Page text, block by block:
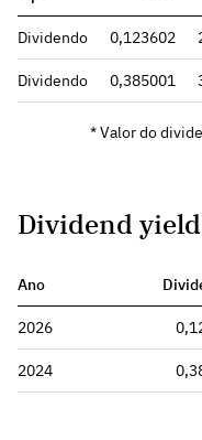
Dividendo 0,123602
Dividendo 0,385001
* Valor do
Dividend
Ano
2026
2024